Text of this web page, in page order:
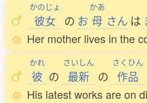
かのじょ
彼女 の お
かあ
母 さん は
Her mother lives in the
かれ
彼 の
さいしん
最新 の
さくひん
作品
His latest works are on